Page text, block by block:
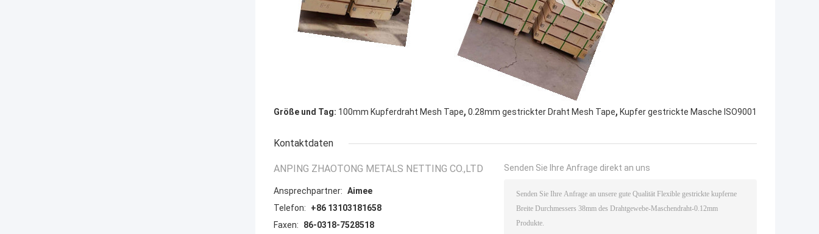
Größe und Tag: 100mm Kupferdraht Mesh Tape, 0.28mm gestrickter Draht Mesh Tape, Kupfer gestrickte Masche ISO9001
Kontaktdaten
ANPING ZHAOTONG METALS NETTING CO.,LTD
Ansprechpartner: Aimee
Telefon:
+86 13103181658
Faxen:
86-0318-7528518
Senden Sie Ihre Anfrage direkt an uns